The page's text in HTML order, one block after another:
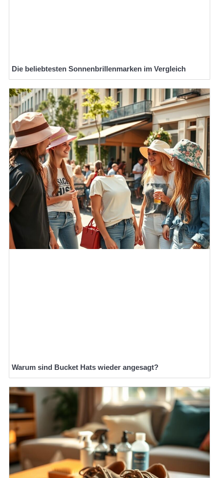
Die beliebtesten Sonnenbrillenmarken im Vergleich
Warum sind Bucket Hats wieder angesagt?